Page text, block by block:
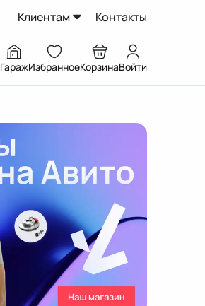
Клиентам Контакты
ГаражИзбранноеКорзинаВойти